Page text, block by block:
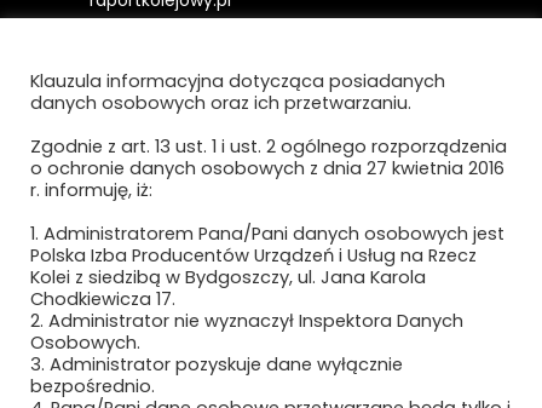
kolejowefirmy.pl
Polityka prywatności i cookies
Regulamin strony
Klauzula informacyjna dotycząca posiadanych
danych osobowych oraz ich przetwarzaniu.
Zgodnie z art. 13 ust. 1 i ust. 2 ogólnego rozporządzenia
o ochronie danych osobowych z dnia 27 kwietnia 2016
r. informuję, iż:
1. Administratorem Pana/Pani danych osobowych jest
Polska Izba Producentów Urządzeń i Usług na Rzecz
Kolei z siedzibą w Bydgoszczy, ul. Jana Karola
Chodkiewicza 17.
2. Administrator nie wyznaczył Inspektora Danych
Osobowych.
3. Administrator pozyskuje dane wyłącznie
bezpośrednio.